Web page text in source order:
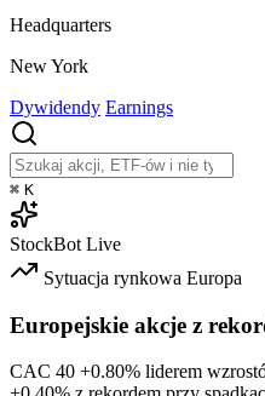
Headquarters
New York
Dywidendy Earnings
⌘ K
StockBot Live
Sytuacja rynkowa Europa
Europejskie akcje z
CAC 40 +0.80% liderem